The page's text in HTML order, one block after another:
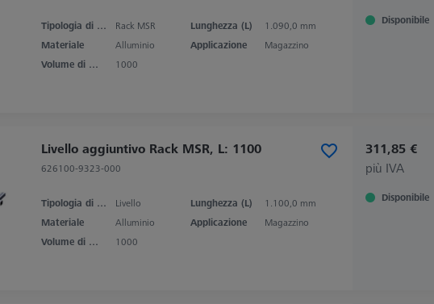
Tipologia di prodotto Rack MSR Lunghezza (L)
1.090,0 mm
Materiale
Alluminio Applicazione
Magazzino
Volume di misura asse X
1000
Disponibile
Livello aggiuntivo Rack MSR, L: 1100
626100-9323-000
Tipologia di prodotto Livello Lunghezza (L)
1.100,0 mm
Materiale
Alluminio Applicazione
Magazzino
Volume di misura asse X
1000
311,85 €
più IVA
Disponibile